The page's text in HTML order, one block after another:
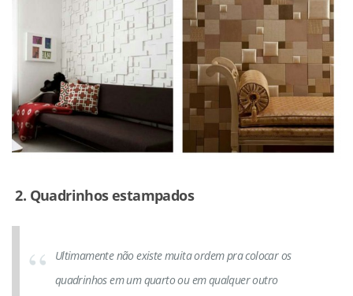
2. Quadrinhos estampados
Ultimamente não existe muita ordem pra colocar os
quadrinhos em um quarto ou em qualquer outro